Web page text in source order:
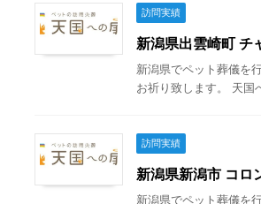
訪問実績
新潟県出雲崎町
新潟県でペット葬儀を
お祈り致します。 天国
訪問実績
新潟県新潟市 コ
新潟県でペット葬儀を